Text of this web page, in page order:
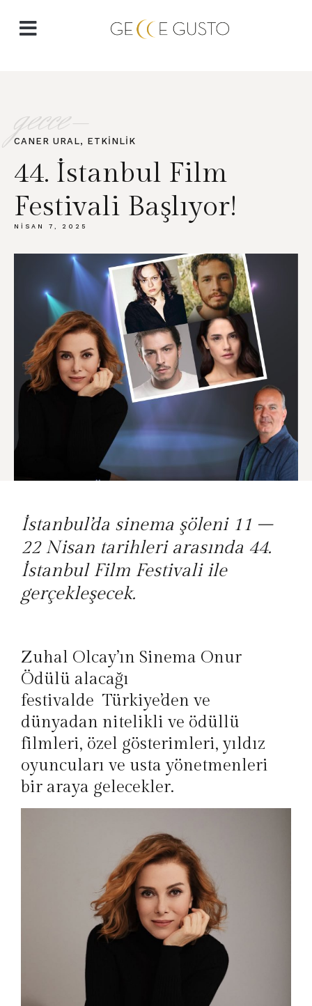
gecce-
CANER URAL​, ETKINLIK
44. İstanbul Film
Festivali Başlıyor!
NISAN 7, 2025
İstanbul’da sinema şöleni 11 –
22 Nisan tarihleri arasında 44.
İstanbul Film Festivali ile
gerçekleşecek.
Zuhal Olcay’ın Sinema Onur
Ödülü alacağı
festivalde Türkiye’den ve
dünyadan nitelikli ve ödüllü
filmleri, özel gösterimleri, yıldız
oyuncuları ve usta yönetmenleri
bir araya gelecekler.